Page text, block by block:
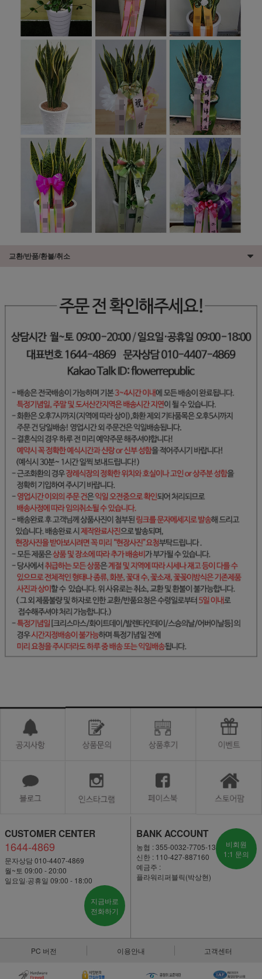
교환/반품/환불/취소
CUSTOMER CENTER
1644-4869
문자상담 010-4407-4869
월~토 09:00 - 20:00
일요일·공휴일 09:00 - 18:00
지금바로
전화하기
BANK ACCOUNT
농협 : 355-0032-7705-13
신한 : 110-427-887160
예금주 :
플라워리퍼블릭(박상현)
비회원
1:1 문의
PC 버전 이용안내 고객센터